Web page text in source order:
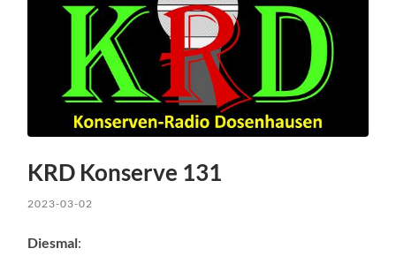
KRD Konserve 131
2023-03-02
Diesmal: